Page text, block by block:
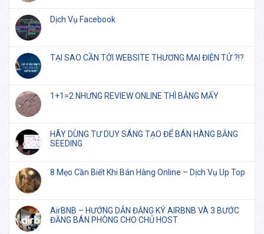
Dịch Vụ Facebook
TẠI SAO CẦN TỚI WEBSITE THƯƠNG MẠI ĐIỆN TỬ ?!?
1+1=2 NHƯNG REVIEW ONLINE THÌ BẰNG MẤY
HÃY DÙNG TƯ DUY SÁNG TẠO ĐỂ BÁN HÀNG BẰNG
SEEDING
8 Mẹo Cần Biết Khi Bán Hàng Online – Dịch Vụ Up Top
AirBNB – HƯỚNG DẪN ĐĂNG KÝ AIRBNB VÀ 3 BƯỚC
ĐĂNG BÁN PHÒNG CHO CHỦ HOST